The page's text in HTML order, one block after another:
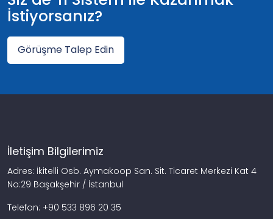
İstiyorsanız?
Görüşme Talep Edin
İletişim Bilgilerimiz
Adres: İkitelli Osb. Aymakoop San. Sit. Ticaret Merkezi Kat 4
No:29 Başakşehir / İstanbul
Telefon: +90 533 896 20 35